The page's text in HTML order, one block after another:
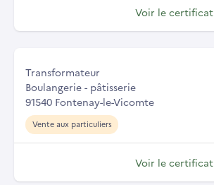
Voir le certificat
Transformateur
Boulangerie - pâtisserie
91540 Fontenay-le-Vicomte
Vente aux particuliers
Voir le certificat